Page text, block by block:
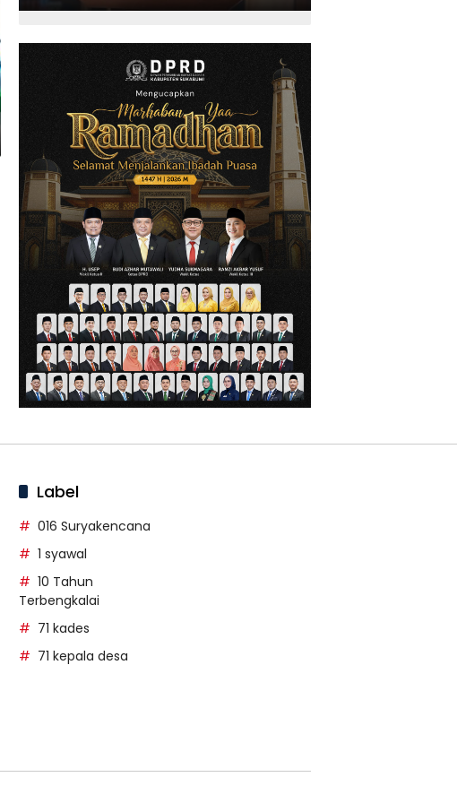
Kepariwisataan
Label
016 Suryakencana
1 syawal
10 Tahun
Terbengkalai
71 kades
71 kepala desa